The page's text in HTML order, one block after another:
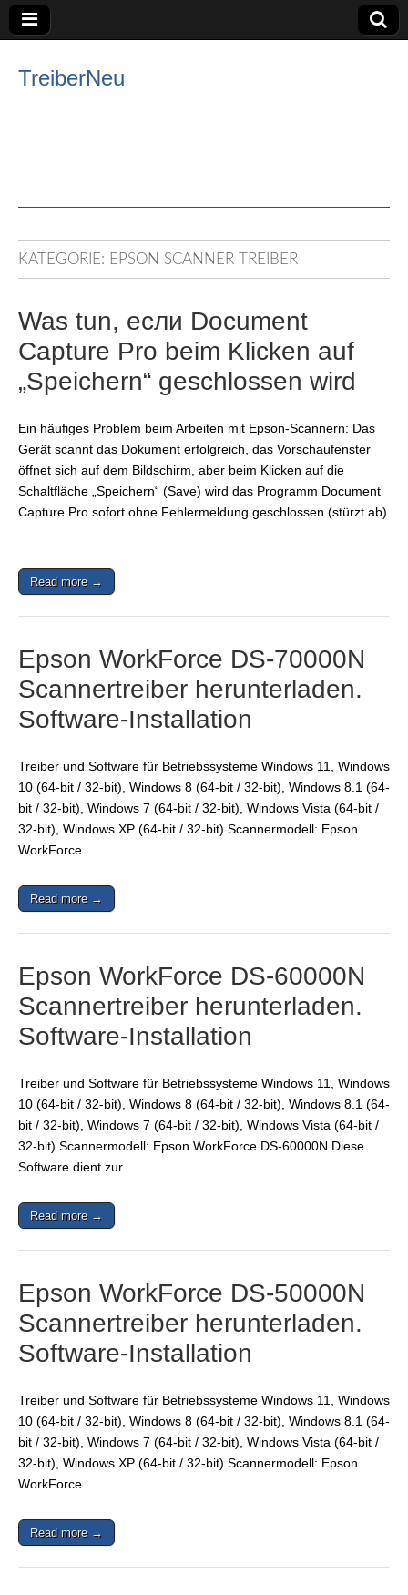
TreiberNeu
KATEGORIE: EPSON SCANNER TREIBER
Was tun, если Document
Capture Pro beim Klicken auf
„Speichern“ geschlossen wird
Ein häufiges Problem beim Arbeiten mit Epson-Scannern: Das
Gerät scannt das Dokument erfolgreich, das Vorschaufenster
öffnet sich auf dem Bildschirm, aber beim Klicken auf die
Schaltfläche „Speichern“ (Save) wird das Programm Document
Capture Pro sofort ohne Fehlermeldung geschlossen (stürzt ab)
Read more →
Epson WorkForce DS-70000N
Scannertreiber herunterladen.
Software-Installation
Treiber und Software für Betriebssysteme Windows 11, Windows
10 (64-bit / 32-bit), Windows 8 (64-bit / 32-bit), Windows 8.1 (64-
bit / 32-bit), Windows 7 (64-bit / 32-bit), Windows Vista (64-bit /
32-bit), Windows XP (64-bit / 32-bit) Scannermodell: Epson
WorkForce…
Read more →
Epson WorkForce DS-60000N
Scannertreiber herunterladen.
Software-Installation
Treiber und Software für Betriebssysteme Windows 11, Windows
10 (64-bit / 32-bit), Windows 8 (64-bit / 32-bit), Windows 8.1 (64-
bit / 32-bit), Windows 7 (64-bit / 32-bit), Windows Vista (64-bit /
32-bit) Scannermodell: Epson WorkForce DS-60000N Diese
Software dient zur…
Read more →
Epson WorkForce DS-50000N
Scannertreiber herunterladen.
Software-Installation
Treiber und Software für Betriebssysteme Windows 11, Windows
10 (64-bit / 32-bit), Windows 8 (64-bit / 32-bit), Windows 8.1 (64-
bit / 32-bit), Windows 7 (64-bit / 32-bit), Windows Vista (64-bit /
32-bit), Windows XP (64-bit / 32-bit) Scannermodell: Epson
WorkForce…
Read more →